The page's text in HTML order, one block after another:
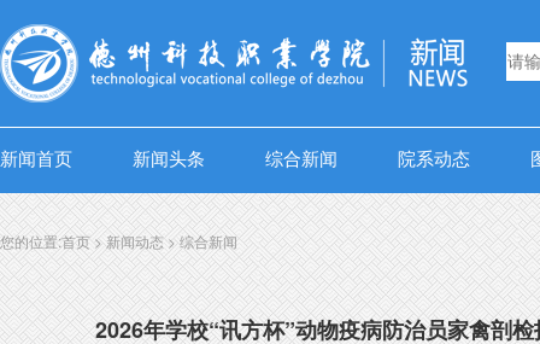
新闻首页 新闻头条 综合新闻 院系动态
您的位置:首页>新闻动态>综合新闻
2026年学校“讯方杯”动物疫病防治员家禽剖